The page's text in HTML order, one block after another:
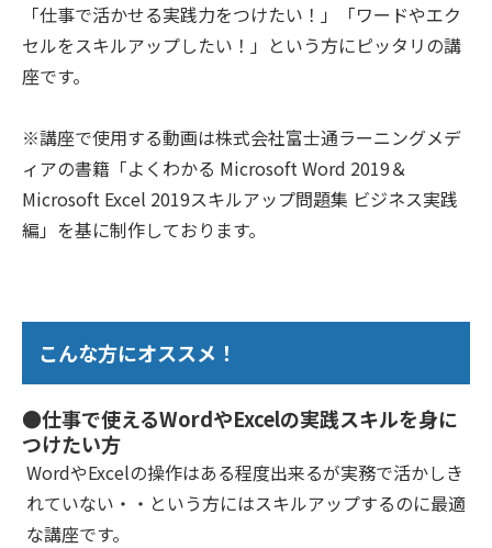
「仕事で活かせる実践力をつけたい！」「ワードやエク
セルをスキルアップしたい！」という方にピッタリの講
座です。
※講座で使用する動画は株式会社富士通ラーニングメデ
ィアの書籍「よくわかる Microsoft Word 2019＆
Microsoft Excel 2019スキルアップ問題集 ビジネス実践
編」を基に制作しております。
こんな方にオススメ！
●仕事で使えるWordやExcelの実践スキルを身に
つけたい方
WordやExcelの操作はある程度出来るが実務で活かしき
れていない・・という方にはスキルアップするのに最適
な講座です。